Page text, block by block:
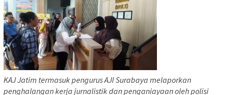
KAJ Jatim termasuk pengurus AJI Surabaya melaporkan
penghalangan kerja jurnalistik dan penganiayaan oleh polisi